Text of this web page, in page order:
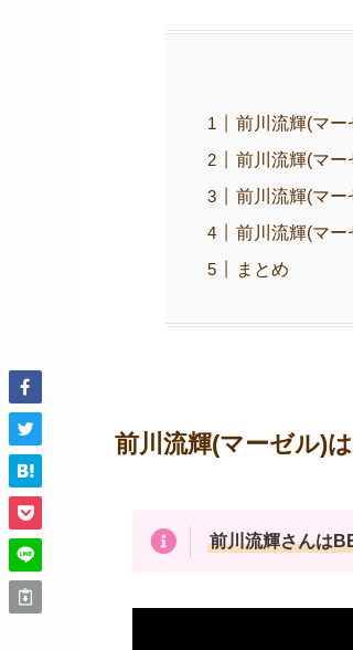
前川流輝(マ
前川流輝(マー
前川流輝(マ
前川流輝(マー
まとめ
前川流輝(マーゼル)
前川流輝さんは